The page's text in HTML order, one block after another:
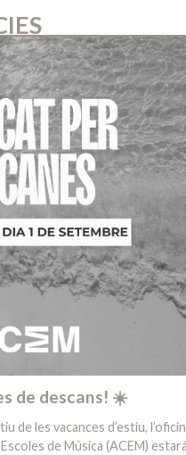
de descans! ☀️
de les vacances d’estiu,
de Música (ACEM) estarà